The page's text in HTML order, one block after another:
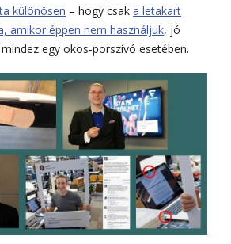
különösen – hogy csak a letakart
amikor éppen nem használjuk, jó
egy okos-porszívó esetében.